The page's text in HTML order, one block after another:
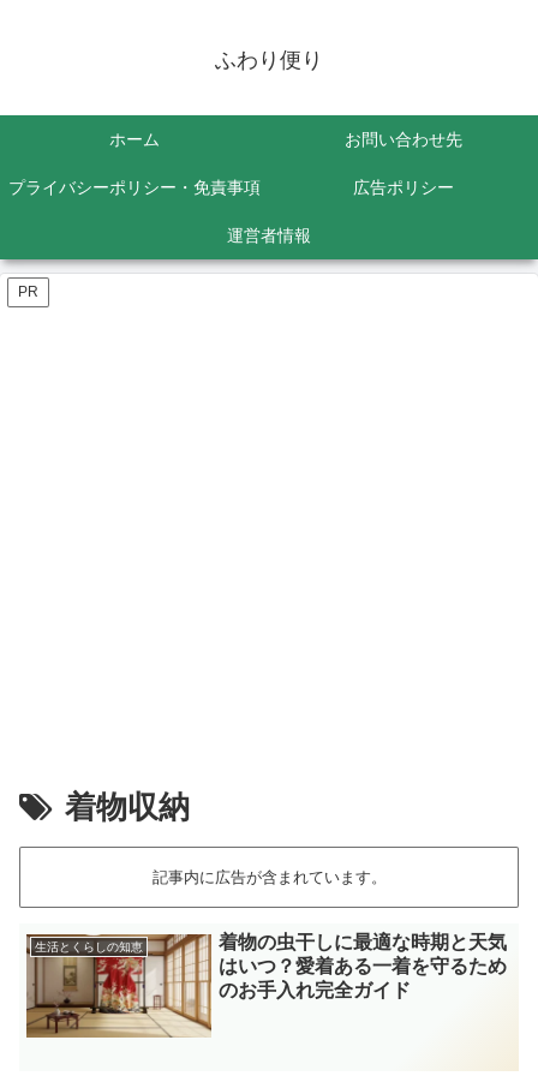
ふわり便り
ホーム お問い合わせ先
プライバシーポリシー・免責事項 広告ポリシー
運営者情報
PR
着物収納
記事内に広告が含まれています。
生活とくらしの知恵
着物の虫干しに最適な時期と天気
はいつ？愛着ある一着を守るため
のお手入れ完全ガイド